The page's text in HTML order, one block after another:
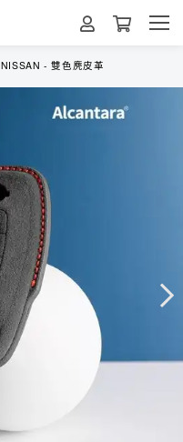
NISSAN - 雙色麂皮革